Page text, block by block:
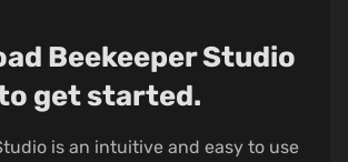
Beekeeper Studio
get started.
is an intuitive and easy to use